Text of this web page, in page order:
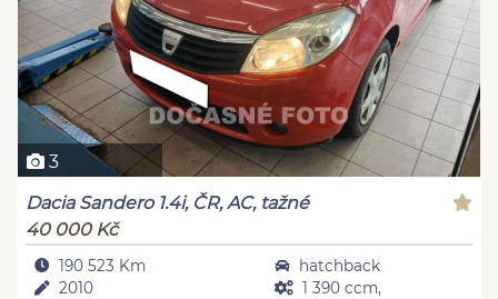
3
Dacia Sandero 1.4i, ČR, AC, tažné
40 000 Kč
190 523 Km
2010
hatchback
1 390 ccm,